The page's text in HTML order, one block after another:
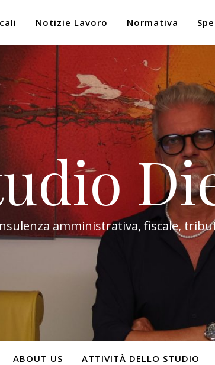
Notizie Lavoro Normativa
amministrativa, fiscale,
ABOUT US ATTIVITÀ DELLO STUDIO